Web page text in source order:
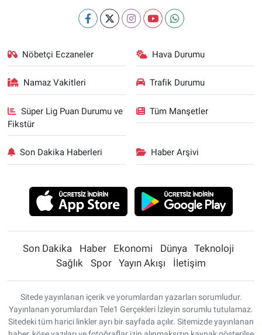
Nöbetçi Eczaneler Hava Durumu
Namaz Vakitleri Trafik Durumu
Süper Lig Puan Durumu ve
Fikstür
Tüm Manşetler
Son Dakika Haberleri Haber Arşivi
Son Dakika Haber Ekonomi Dünya
Teknoloji
Sağlık
Spor Yayın Akışı İletişim
Sitede yayınlanan içerik ve yorumlardan yazarları sorumludur.
Yayınlanan yorumlardan Tele1 Gerçekleri İzleyin sorumlu tutulamaz.
Sitedeki tüm harici linkler ayrı bir sayfada açılır. Sitemizde yayınlanan